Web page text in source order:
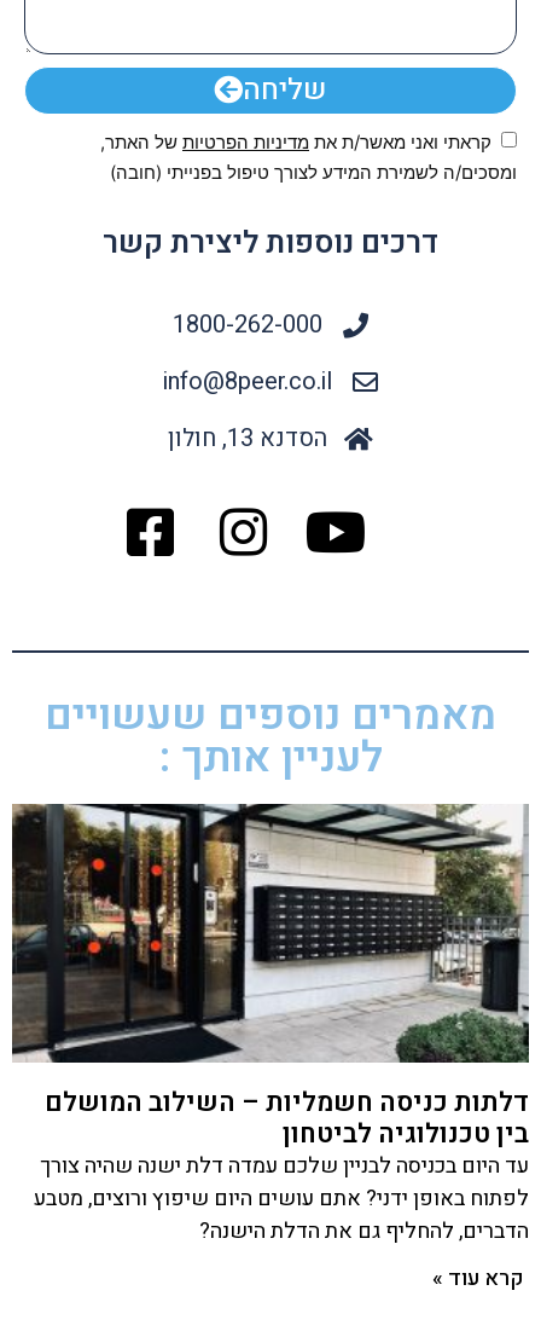
שליחה
קראתי ואני מאשר/ת את מדיניות הפרטיות של האתר,
ומסכים/ה לשמירת המידע לצורך טיפול בפנייתי (חובה)
דרכים נוספות ליצירת קשר
1800-262-000
info@8peer.co.il
הסדנא 13, חולון
מאמרים נוספים שעשויים
לעניין אותך :
דלתות כניסה חשמליות – השילוב המושלם
בין טכנולוגיה לביטחון
עד היום בכניסה לבניין שלכם עמדה דלת ישנה שהיה צורך
לפתוח באופן ידני? אתם עושים היום שיפוץ ורוצים, מטבע
הדברים, להחליף גם את הדלת הישנה?
קרא עוד »